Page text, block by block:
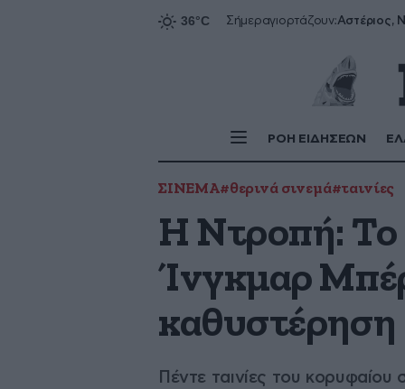
Σήμεραγιορτάζουν:Αστέριος,
ΡΟΗ ΕΙΔΗΣΕΩΝ
ΣΙΝΕΜΑ#θερινά σινεμά#ταινίες
Η Ντροπή: Το
Ίνγκμαρ
καθυστέρηση
Πέντε ταινίες του